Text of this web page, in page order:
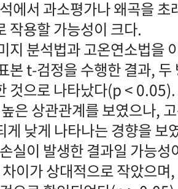
에서 과소평가나 왜곡을
작용할 가능성이 크다.
지 분석법과 고온연소법을
본 t-검정을 수행한 결과,
것으로 나타났다(p <
은 상관관계를 보였으나,
게 낮게 나타나는 경향을 보
실이 발생한 결과일 가능성
이가 상대적으로 작았으